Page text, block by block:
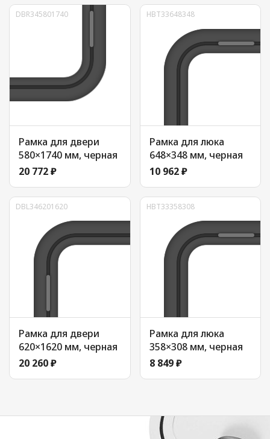
DBR345801740
Рамка для двери
580×1740 мм, черная
20 772 ₽
HBT33648348
Рамка для люка
648×348 мм, черная
10 962 ₽
DBL346201620
Рамка для двери
620×1620 мм, черная
20 260 ₽
HBT33358308
Рамка для люка
358×308 мм, черная
8 849 ₽